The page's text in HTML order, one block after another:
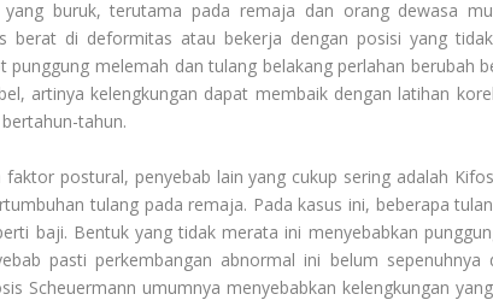
buruk, terutama pada remaja dan orang dewasa
berat di deformitas atau bekerja dengan posisi yang
punggung melemah dan tulang belakang perlahan berubah
artinya kelengkungan dapat membaik dengan latihan
tahun.
faktor postural, penyebab lain yang cukup sering adalah
tulang pada remaja. Pada kasus ini, beberapa
baji. Bentuk yang tidak merata ini menyebabkan
pasti perkembangan abnormal ini belum
Scheuermann umumnya menyebabkan kelengkungan